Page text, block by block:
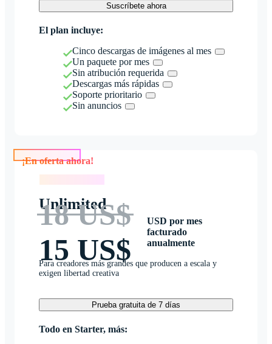
Suscríbete ahora
El plan incluye:
Cinco descargas de imágenes al mes
Un paquete por mes
Sin atribución requerida
Descargas más rápidas
Soporte prioritario
Sin anuncios
Unlimited
18 US$
15 US$
USD por mes
facturado
anualmente
Para creadores más grandes que producen a escala y
exigen libertad creativa
Prueba gratuita de 7 días
Todo en Starter, más: